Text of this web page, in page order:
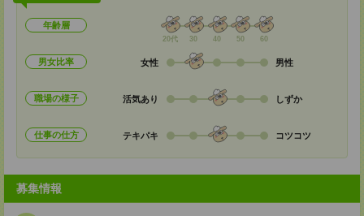
年齢層
20代 30 40 50 60
男女比率 女性 男性
職場の様子 活気あり しずか
仕事の仕方 テキパキ コツコツ
募集情報